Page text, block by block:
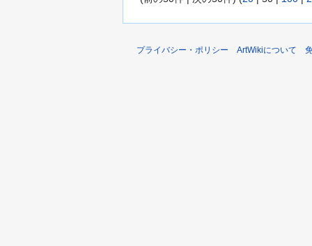
プライバシー・ポリシー ArtWikiについて